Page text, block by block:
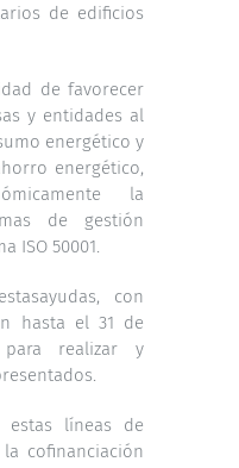
de edificios
de favorecer
y entidades al
energético y
energético,
la
de gestión
ISO 50001.
con
hasta el 31 de
realizar y
estas líneas de
cofinanciación